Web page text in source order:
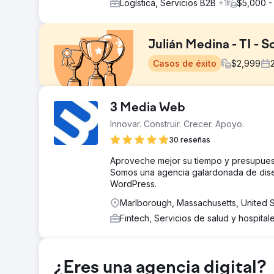
Logística, Servicios B2B +1 $5,000 -
Julián Medina - TI -
Casos de éxito $2,999
El reto
El cliente se enfrentaba a ineficiencias debido a
necesitaba un socio receptivo y organizado para
La solución
Optimizamos sus flujos de trabajo automatizando
Nuestro equipo se mantuvo altamente organizado y
Implementamos rápidamente las revisiones
Gracias al trabajo de LaV1, el cliente redujo los
3 Media Web
Innovar. Construir. Crecer. Apoyo.
30 reseñas
Aproveche mejor su tiempo y
Somos una agencia galardonada de
WordPress.
Marlborough, Massachusetts, United
Fintech, Servicios de salud y
¿Eres una agencia digital?